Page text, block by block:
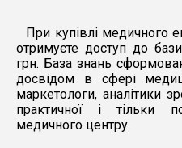
При купівлі медичного
отримуєте доступ до
грн. База знань
досвідом в сфері
маркетологи, аналітики
практичної і тільки
медичного центру.